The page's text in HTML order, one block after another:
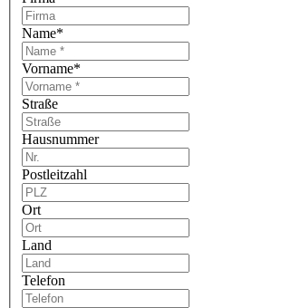
Name*
Vorname*
Straße
Hausnummer
Postleitzahl
Ort
Land
Telefon